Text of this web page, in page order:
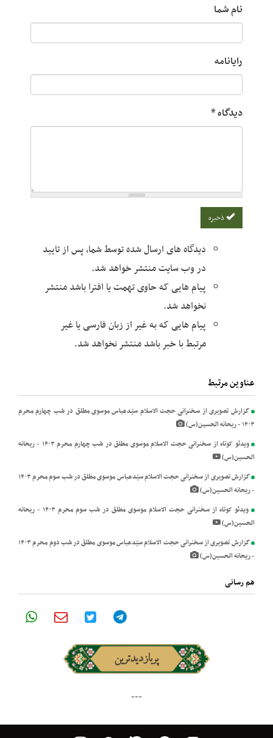
های ارسال شده توسط شما، پس از تایید
سایت منتشر خواهد شد.
هایی که حاوی تهمت یا افترا باشد منتشر
هایی که به غیر از زبان فارسی یا غیر
با خبر باشد منتشر نخواهد شد.
حجت الاسلام سیّدعباس موسوی مطلق در شب چهارم محرم
ویدئو کوتاه از سخنرانی حجت الاسلام موسوی مطلق در شب چهارم محرم ۱۴۰۳ - ريحانه
گزارش تصویری از سخنرانی حجت الاسلام سیّدعباس موسوی مطلق در شب سوم محرم ۱۴۰۳
ویدئو کوتاه از سخنرانی حجت الاسلام موسوی مطلق در شب سوم محرم ۱۴۰۳ - ريحانه
گزارش تصویری از سخنرانی حجت الاسلام سیّدعباس موسوی مطلق در شب دوم محرم ۱۴۰۳
پربازدیدترین